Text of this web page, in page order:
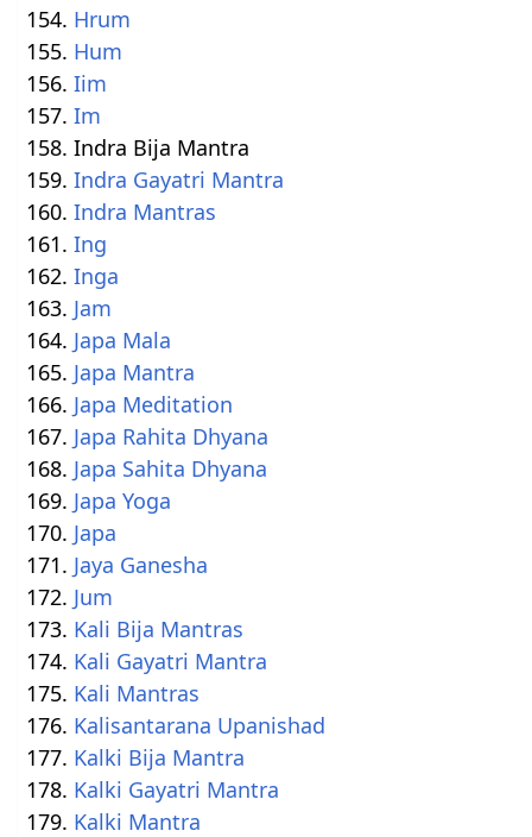
Hrum
Hum
Iim
Im
Indra Bija Mantra
Indra Gayatri Mantra
Indra Mantras
Ing
Inga
Jam
Japa Mala
Japa Mantra
Japa Meditation
Japa Rahita Dhyana
Japa Sahita Dhyana
Japa Yoga
Japa
Jaya Ganesha
Jum
Kali Bija Mantras
Kali Gayatri Mantra
Kali Mantras
Kalisantarana Upanishad
Kalki Bija Mantra
Kalki Gayatri Mantra
Kalki Mantra